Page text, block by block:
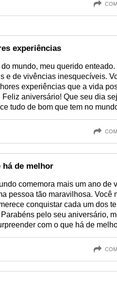
experiências
mundo, meu querido enteado.
e de vivências inesquecíveis.
experiências que a vida
aniversário! Que seu dia
tudo de bom que tem no
há de melhor
comemora mais um ano de
pessoa tão maravilhosa. Você
conquistar cada um dos
pelo seu aniversário,
com o que há de